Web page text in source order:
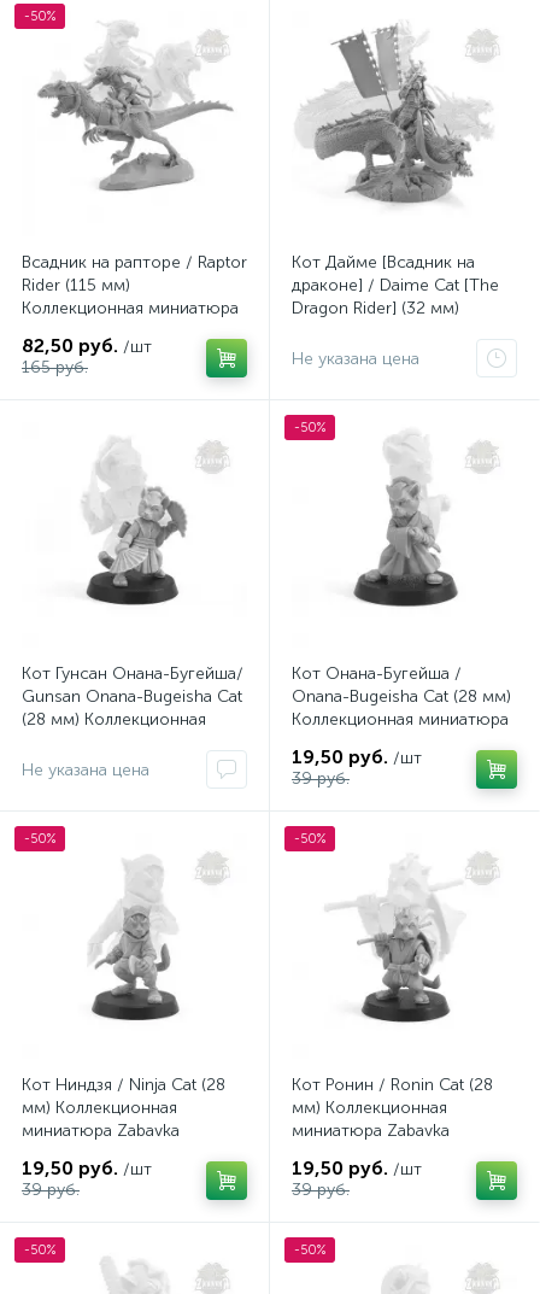
-50%
Всадник на рапторе / Raptor
Rider (115 мм)
Коллекционная миниатюра
82,50 руб. /шт
165 руб.
Кот Дайме [Всадник на
драконе] / Daime Cat [The
Dragon Rider] (32 мм)
Zabavka
Не указана цена
Кот Гунсан Онана-Бугейша/
Gunsan Onana-Bugeisha Cat
(28 мм) Коллекционная
Не указана цена
-50%
Кот Онана-Бугейша /
Onana-Bugeisha Cat (28 мм)
Коллекционная миниатюра
19,50 руб. /шт
39 руб.
-50%
Кот Ниндзя / Ninja Cat (28
мм) Коллекционная
миниатюра Zabavka
19,50 руб. /шт
39 руб.
-50%
Кот Ронин / Ronin Cat (28
мм) Коллекционная
миниатюра Zabavka
19,50 руб. /шт
39 руб.
-50% -50%